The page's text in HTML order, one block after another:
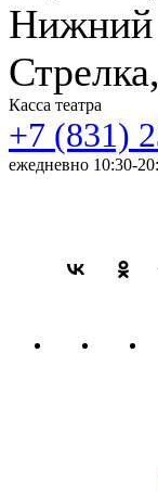
Нижний
Касса театра
+7 (831)
ежедневно 10:30-